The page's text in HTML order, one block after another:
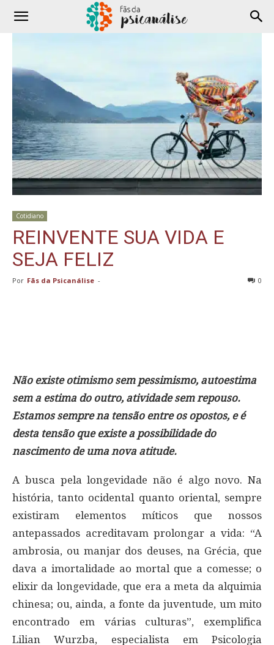
Cotidiano
REINVENTE SUA VIDA E
SEJA FELIZ
Por Fãs da Psicanálise - 0
Não existe otimismo sem pessimismo, autoestima
sem a estima do outro, atividade sem repouso.
Estamos sempre na tensão entre os opostos, e é
desta tensão que existe a possibilidade do
nascimento de uma nova atitude.
A busca pela longevidade não é algo novo. Na
história, tanto ocidental quanto oriental, sempre
existiram elementos míticos que nossos
antepassados acreditavam prolongar a vida: “A
ambrosia, ou manjar dos deuses, na Grécia, que
dava a imortalidade ao mortal que a comesse; o
elixir da longevidade, que era a meta da alquimia
chinesa; ou, ainda, a fonte da juventude, um mito
encontrado em várias culturas”, exemplifica
Lilian Wurzba, especialista em Psicologia